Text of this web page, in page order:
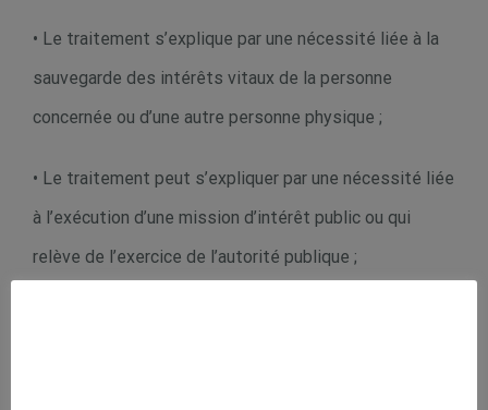
• Le traitement s’explique par une nécessité liée à la
sauvegarde des intérêts vitaux de la personne
concernée ou d’une autre personne physique ;
• Le traitement peut s’expliquer par une nécessité liée
à l’exécution d’une mission d’intérêt public ou qui
relève de l’exercice de l’autorité publique ;